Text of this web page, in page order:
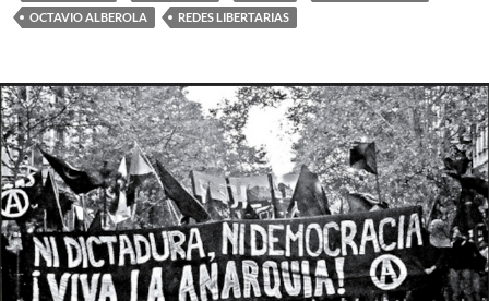
OCTAVIO ALBEROLA
REDES LIBERTARIAS